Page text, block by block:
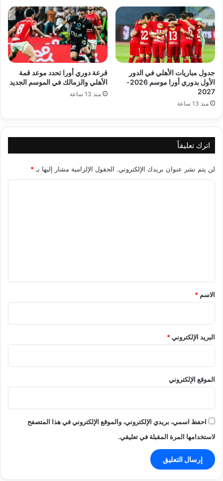
جدول مباريات الأهلي في الدور
الأول بدوري أورا موسم 2026-
2027
منذ 13 ساعة
قرعة دوري أورا تحدد موعد قمة
الأهلي والزمالك في الموسم الجديد
منذ 13 ساعة
اترك تعليقاً
لن يتم نشر عنوان بريدك الإلكتروني. الحقول الإلزامية مشار إليها بـ *
*
الاسم *
البريد الإلكتروني*
الموقع الإلكتروني
احفظ اسمي، بريدي الإلكتروني، والموقع الإلكتروني في هذا المتصفح
لاستخدامها المرة المقبلة في تعليقي.